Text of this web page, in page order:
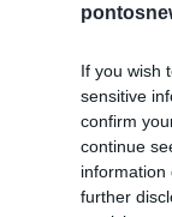
If you wish
sensitive
confirm
continue
information
further